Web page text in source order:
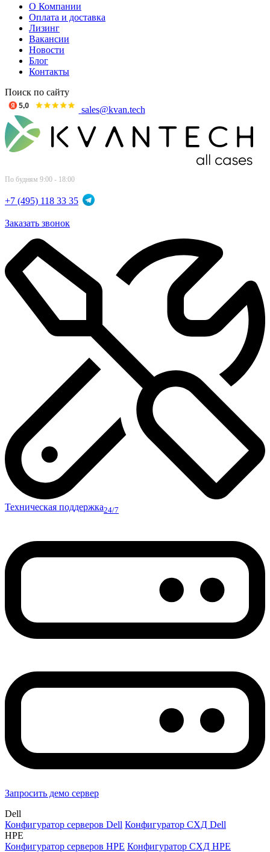
О Компании
Оплата и доставка
Лизинг
Вакансии
Новости
Блог
Контакты
Поиск по сайту
sales@kvan.tech
По будням 9:00 - 18:00
+7 (495) 118 33 35
Заказать звонок
Техническая поддержка24/7
Запросить демо сервер
Dell
Конфигуратор серверов Dell Конфигуратор СХД Dell
HPE
Конфигуратор серверов HPE Конфигуратор СХД HPE